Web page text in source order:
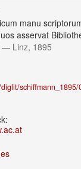
manu
asservat
— Linz, 1895
schiffmann_1895/